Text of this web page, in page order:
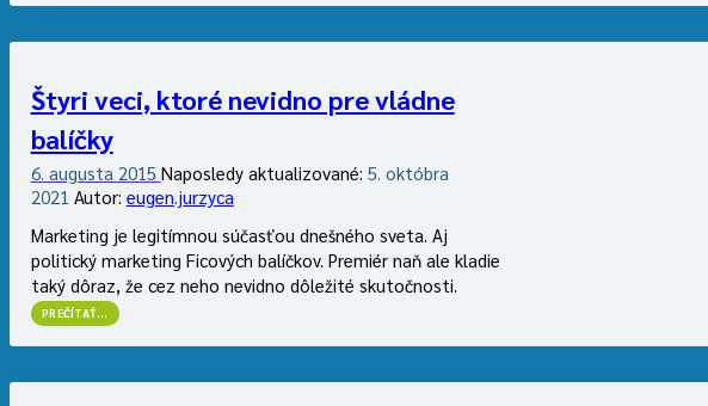
Z
KRÍZ
Štyri veci, ktoré nevidno pre vládne
balíčky
6. augusta 2015 Naposledy aktualizované: 5. októbra
2021 Autor: eugen.jurzyca
Marketing je legitímnou súčasťou dnešného sveta. Aj
politický marketing Ficových balíčkov. Premiér naň ale kladie
taký dôraz, že cez neho nevidno dôležité skutočnosti.
PREČÍTAŤ
“ŠTYRI
VECI,
…